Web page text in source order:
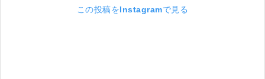
この投稿をInstagramで見る